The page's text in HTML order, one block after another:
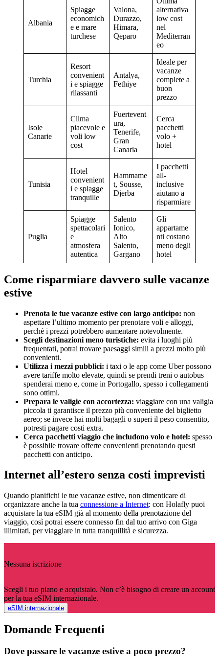
Albania
Spiagge
economich
e e mare
turchese
Valona,
Durazzo,
Himara,
Qeparo
alternativa
low cost
nel
Mediterran
eo
Turchia
Resort
convenient
i e spiagge
rilassanti
Antalya,
Fethiye
Ideale per
vacanze
complete a
buon
prezzo
Isole
Canarie
Clima
piacevole e
voli low
cost
Fuertevent
ura,
Tenerife,
Gran
Canaria
Cerca
pacchetti
volo +
hotel
Tunisia
Hotel
convenient
i e spiagge
tranquille
Hammame
t, Sousse,
Djerba
I pacchetti
all-
inclusive
aiutano a
risparmiare
Puglia
Spiagge
spettacolari
e
atmosfera
autentica
Salento
Ionico,
Alto
Salento,
Gargano
Gli
appartame
nti costano
meno degli
hotel
Come risparmiare davvero sulle vacanze
estive
Prenota le tue vacanze estive con largo anticipo: non
aspettare l’ultimo momento per prenotare voli e alloggi,
perché i prezzi potrebbero aumentare notevolmente.
Scegli destinazioni meno turistiche: evita i luoghi più
frequentati, potrai trovare paesaggi simili a prezzi molto più
convenienti.
Utilizza i mezzi pubblici: i taxi o le app come Uber possono
avere tariffe molto elevate, quindi se prendi treni o autobus
spenderai meno e, come in Portogallo, spesso i collegamenti
sono ottimi.
Prepara le valigie con accortezza: viaggiare con una valigia
piccola ti garantisce il prezzo più conveniente del biglietto
aereo; se invece hai molti bagagli o superi il peso consentito,
potresti pagare costi extra.
Cerca pacchetti viaggio che includono volo e hotel: spesso
è possibile trovare offerte convenienti prenotando questi
pacchetti con anticipo.
Internet all’estero senza costi imprevisti
Quando pianifichi le tue vacanze estive, non dimenticare di
organizzare anche la tua connessione a Internet: con Holafly puoi
acquistare la tua eSIM già al momento della prenotazione del
viaggio, così potrai essere connesso fin dal tuo arrivo con Giga
illimitati, per viaggiare in tutta tranquillità e sicurezza.
Nessuna iscrizione
Scegli i tuo piano e acquistalo. Non c’è bisogno di creare un account
per la tua eSIM internazionale.
eSIM internazionale
Domande Frequenti
Dove passare le vacanze estive a poco prezzo?